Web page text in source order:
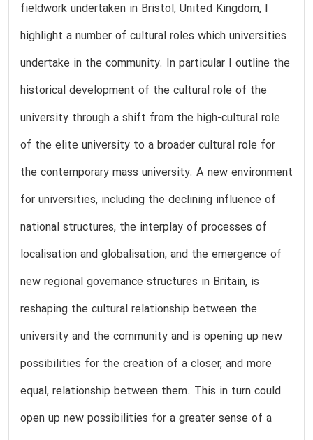
fieldwork undertaken in Bristol, United Kingdom, I
highlight a number of cultural roles which universities
undertake in the community. In particular I outline the
historical development of the cultural role of the
university through a shift from the high-cultural role
of the elite university to a broader cultural role for
the contemporary mass university. A new environment
for universities, including the declining influence of
national structures, the interplay of processes of
localisation and globalisation, and the emergence of
new regional governance structures in Britain, is
reshaping the cultural relationship between the
university and the community and is opening up new
possibilities for the creation of a closer, and more
equal, relationship between them. This in turn could
open up new possibilities for a greater sense of a